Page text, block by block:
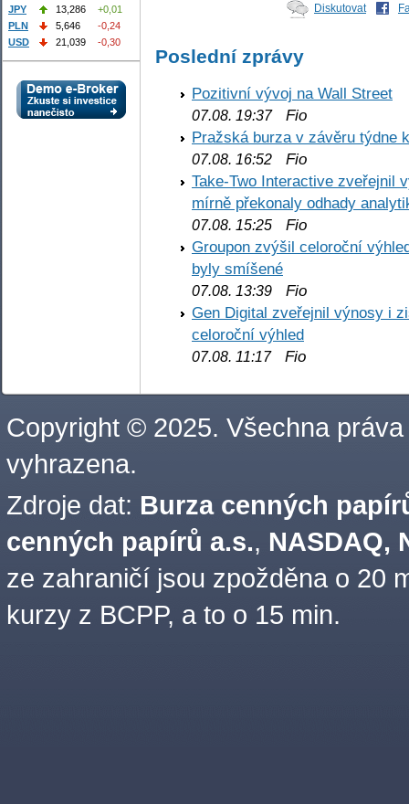
Diskutovat
Poslední zprávy
Pozitivní vývoj na Wall Street
07.08. 19:37Fio
Pražská burza v závěru týdne
07.08. 16:52 Fio
Take-Two Interactive zveřejnil
mírně překonaly odhady
07.08. 15:25 Fio
Groupon zvýšil celoroční
byly smíšené
07.08. 13:39 Fio
Gen Digital zveřejnil výnosy i
celoroční výhled
07.08. 11:17Fio
JPY
13,286
+0,01
PLN
5,646
-0,24
USD
21,039 -0,30
Copyright © 2025. Všechna práva
vyhrazena.
Zdroje dat: Burza cenných
cenných papírů a.s., NASDAQ,
ze zahraničí jsou zpožděna o 20
kurzy z BCPP, a to o 15 min.